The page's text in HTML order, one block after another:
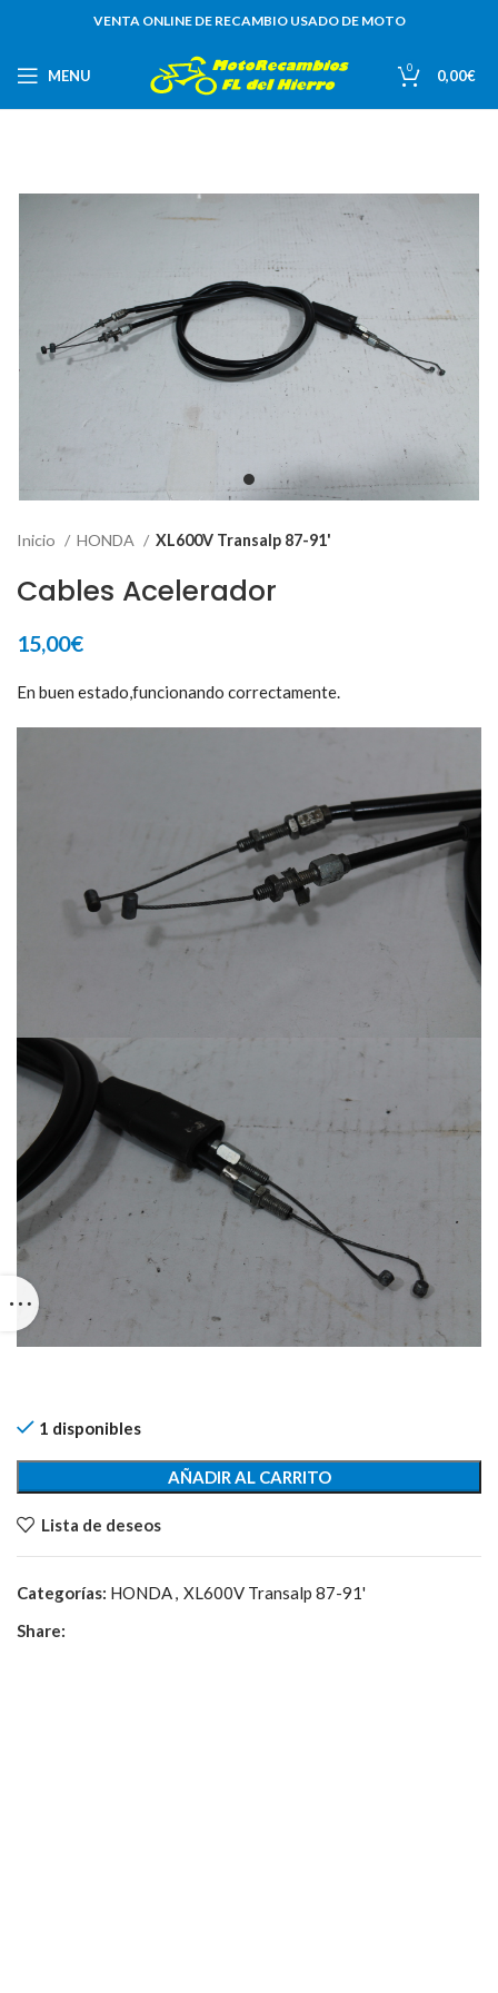
VENTA ONLINE DE RECAMBIO USADO DE MOTO
MENU 0 0,00€
Inicio HONDA XL600V Transalp 87-91'
Cables Acelerador
15,00€
En buen estado,funcionando correctamente.
1 disponibles
AÑADIR AL CARRITO
Lista de deseos
Categorías: HONDA, XL600V Transalp 87-91'
Share: